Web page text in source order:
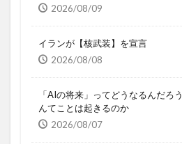
2026/08/09
イランが【核武装】を宣言
2026/08/08
「AIの将来」ってどうなるんだ
んてことは起きるのか
2026/08/07